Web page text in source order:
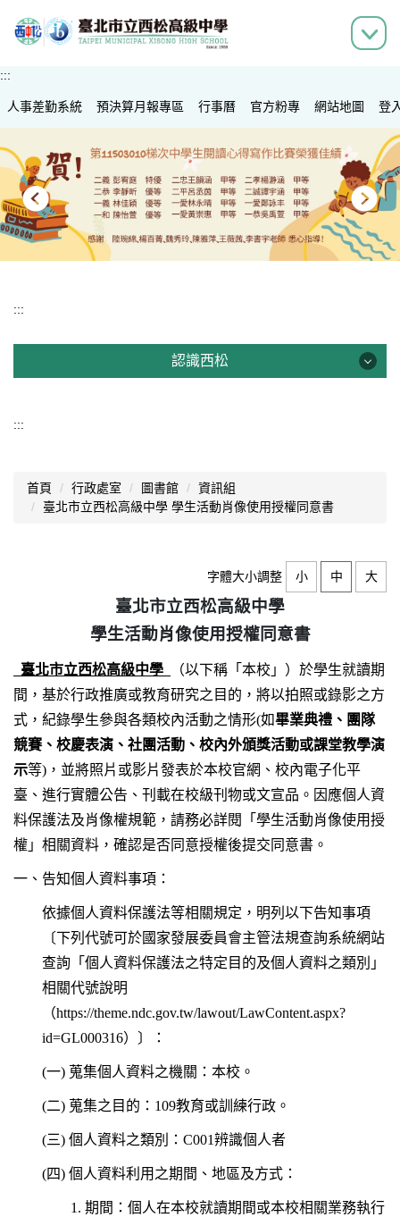
到
容
區
:::
人事差勤系統 預決算月報專區 行事曆 官方粉專 網站地圖 登
:::
認識西松
組織架構
交通資訊
分機總覽
永續校園
:::
首頁 行政處室 圖書館
資訊組
臺北市立西松高級中學 學生活動肖像使用授權同意書
字體大小調整 小 中 大
臺北市立西松高級中學
學生活動肖像使用授權同意書
臺北市立西松高級中學
（以下稱「本校」）於學生就讀期
間，基於行政推廣或教育研究之目的，將以拍照或錄影之方
式，紀錄學生參與各類校內活動之情形(如畢業典禮、團隊
競賽、校慶表演、社團活動、校內外頒獎活動或課堂教學演
示等)，並將照片或影片發表於本校官網、校內電子化平
臺、進行實體公告、刊載在校級刊物或文宣品。因應個人資
料保護法及肖像權規範，請務必詳閱「學生活動肖像使用授
權」相關資料，確認是否同意授權後提交同意書。
一、告知個人資料事項：
依據個人資料保護法等相關規定，明列以下告知事項
〔下列代號可於國家發展委員會主管法規查詢系統網站
查詢「個人資料保護法之特定目的及個人資料之類別」
相關代號說明
（https://theme.ndc.gov.tw/lawout/LawContent.aspx?
id=GL000316）〕：
(一) 蒐集個人資料之機關：本校。
(二) 蒐集之目的：109教育或訓練行政。
(三) 個人資料之類別：C001辨識個人者
(四) 個人資料利用之期間、地區及方式：
1. 期間：個人在本校就讀期間或本校相關業務執行